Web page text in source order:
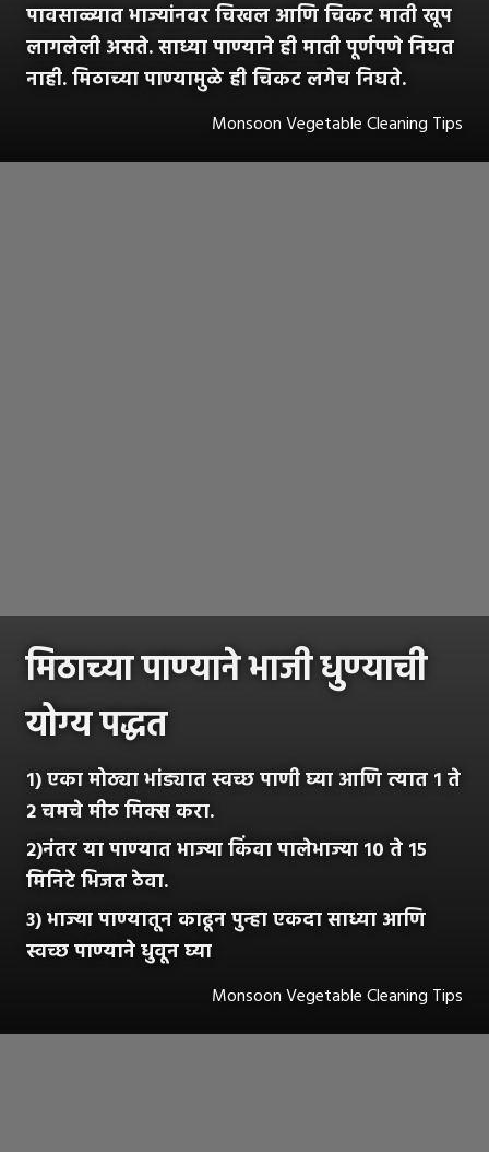
पावसाळ्यात भाज्यांनवर चिखल आणि चिकट माती खूप
लागलेली असते. साध्या पाण्याने ही माती पूर्णपणे निघत
नाही. मिठाच्या पाण्यामुळे ही चिकट लगेच निघते.
Monsoon Vegetable Cleaning Tips
मिठाच्या पाण्याने भाजी धुण्याची
योग्य पद्धत
१) एका मोठ्या भांड्यात स्वच्छ पाणी घ्या आणि त्यात १ ते
२ चमचे मीठ मिक्स करा.
२)नंतर या पाण्यात भाज्या किंवा पालेभाज्या १० ते १५
मिनिटे भिजत ठेवा.
३) भाज्या पाण्यातून काढून पुन्हा एकदा साध्या आणि
स्वच्छ पाण्याने धुवून घ्या
Monsoon Vegetable Cleaning Tips